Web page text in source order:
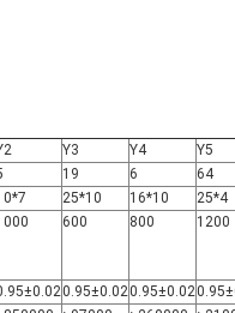
Y3 Y4
Y5
19 6
64
25*10 16*10
25*4
600 800 1200
0.95±0.020.95±0.02